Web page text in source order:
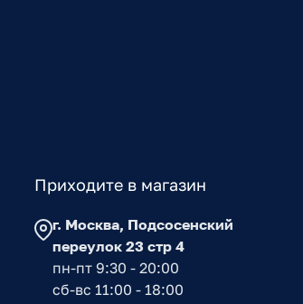
Приходите в магазин
г. Москва, Подсосенский
переулок 23 стр 4
пн-пт 9:30 - 20:00
сб-вс 11:00 - 18:00